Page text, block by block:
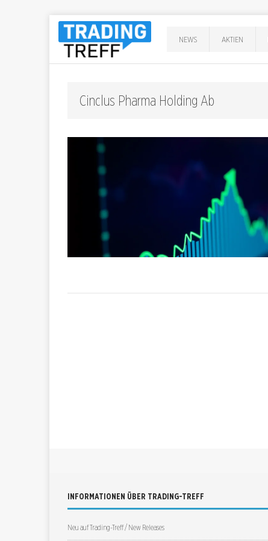
NEWS AKTIEN
Cinclus Pharma Holding Ab
INFORMATIONEN ÜBER TRADING-TREFF
Neu auf Trading-Treff / New Releases